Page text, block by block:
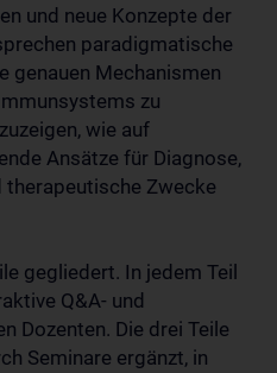
und neue Konzepte der
paradigmatische
genauen Mechanismen
zu
wie auf
Ansätze für Diagnose,
Zwecke
gegliedert. In jedem Teil
Q&A- und
Dozenten. Die drei Teile
Seminare ergänzt, in